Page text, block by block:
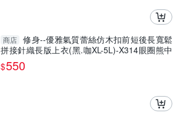
商店 修身--優雅氣質蕾絲仿木扣前短後長寬鬆
拼接針織長版上衣(黑.咖XL-5L)-X314眼圈熊中
大尺碼
$550